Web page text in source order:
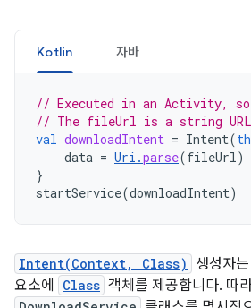
Kotlin 자바
// Executed in an Activity,
// The fileUrl is a string URL,
val downloadIntent = Intent(
data = Uri .parse(fileUrl)
}
startService(downloadIntent)
Intent(Context, Class) 생성자
요소에
Class 객체를 제공합니다. 따